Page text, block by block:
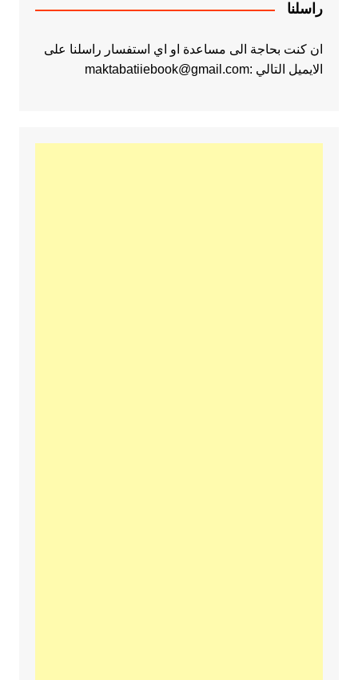
راسلنا
ان كنت بحاجة الى مساعدة او اي استفسار راسلنا على
الايميل التالي :maktabatiiebook@gmail.com